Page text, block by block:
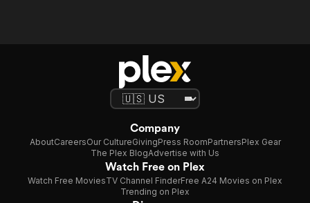
Company
AboutCareersOur CultureGivingPress RoomPartnersPlex Gear
The Plex BlogAdvertise with Us
Watch Free on Plex
Watch Free MoviesTV Channel FinderFree A24 Movies on Plex
Trending on Plex